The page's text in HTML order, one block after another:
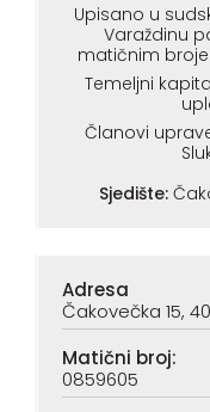
Upisano u
Varaždinu
matičnim
Temeljni
Članovi
Sjedište:
Adresa
Čakovečka 15,
Matični broj:
0859605